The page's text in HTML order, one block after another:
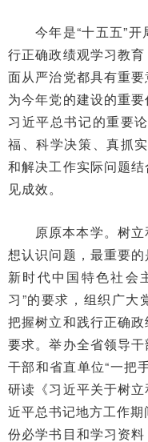
今年是“十五五”
行正确政绩观学习教
面从严治党都具有重
为今年党的建设的重
习近平总书记的重要
福、科学决策、真抓
和解决工作实际问题
见成效。
原原本本学。树
想认识问题，最重要
新时代中国特色社会
习”的要求，组织广大
把握树立和践行正确
要求。举办全省领导
干部和省直单位“一把
研读《习近平关于树
近平总书记地方工作
份必学书目和学习资